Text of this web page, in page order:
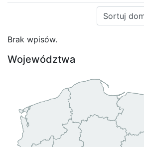
Sortuj:
Brak wpisów.
Województwa